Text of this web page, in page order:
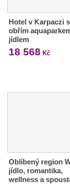
Hotel v Karpaczi s
obřím
jídlem
18 568 Kč
Oblíbený region
jídlo, romantika,
wellness a